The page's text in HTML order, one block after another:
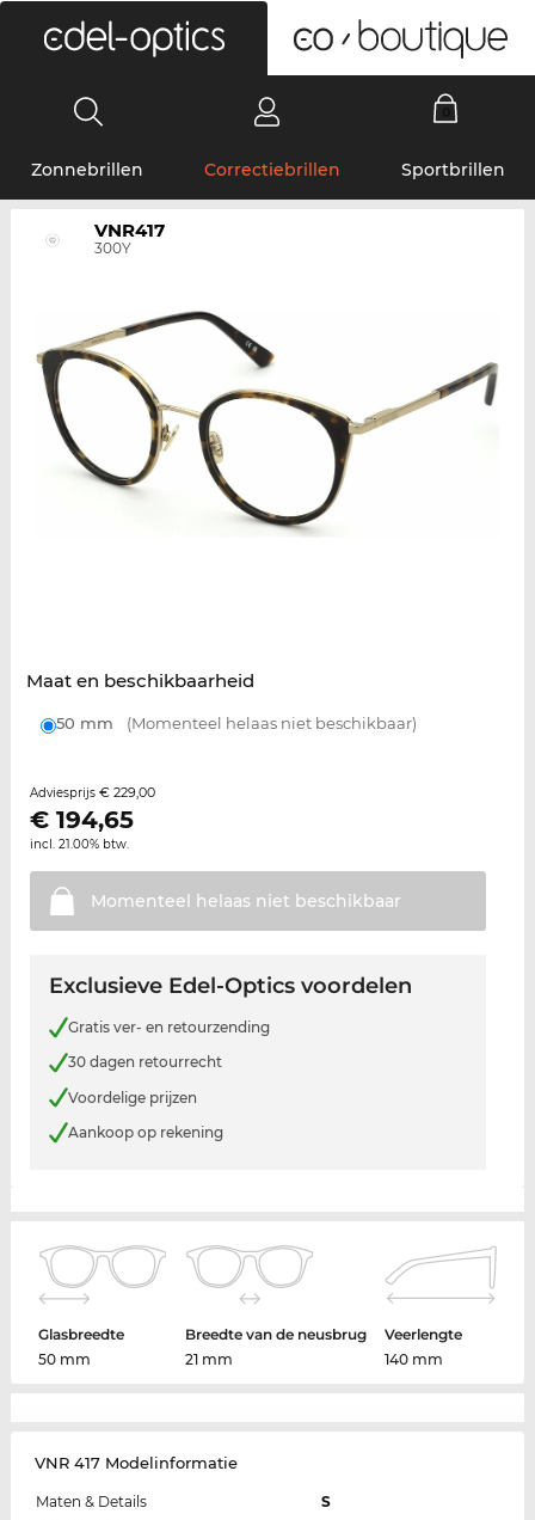
Zonnebrillen Correctiebrillen Sportbrillen
VNR417
300Y
Maat en beschikbaarheid
50 mm (Momenteel helaas niet beschikbaar)
Adviesprijs € 229,00
€ 194,65
incl. 21.00% btw.
Momenteel helaas niet beschikbaar
Exclusieve Edel-Optics voordelen
Gratis ver- en retourzending
30 dagen retourrecht
Voordelige prijzen
Aankoop op rekening
Glasbreedte
50 mm
Breedte van de neusbrug
21 mm
Veerlengte
140 mm
VNR 417 Modelinformatie
Maten & Details
S